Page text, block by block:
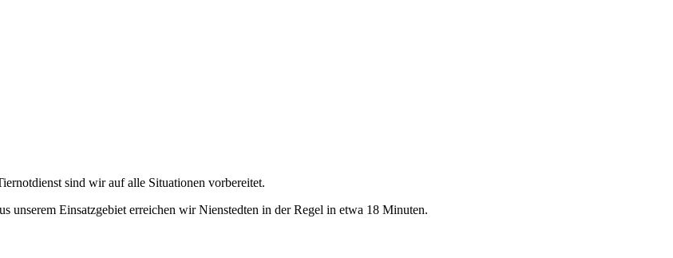
sind wir auf alle Situationen vorbereitet.
unserem Einsatzgebiet erreichen wir Nienstedten in der Regel in etwa 18 Minuten.